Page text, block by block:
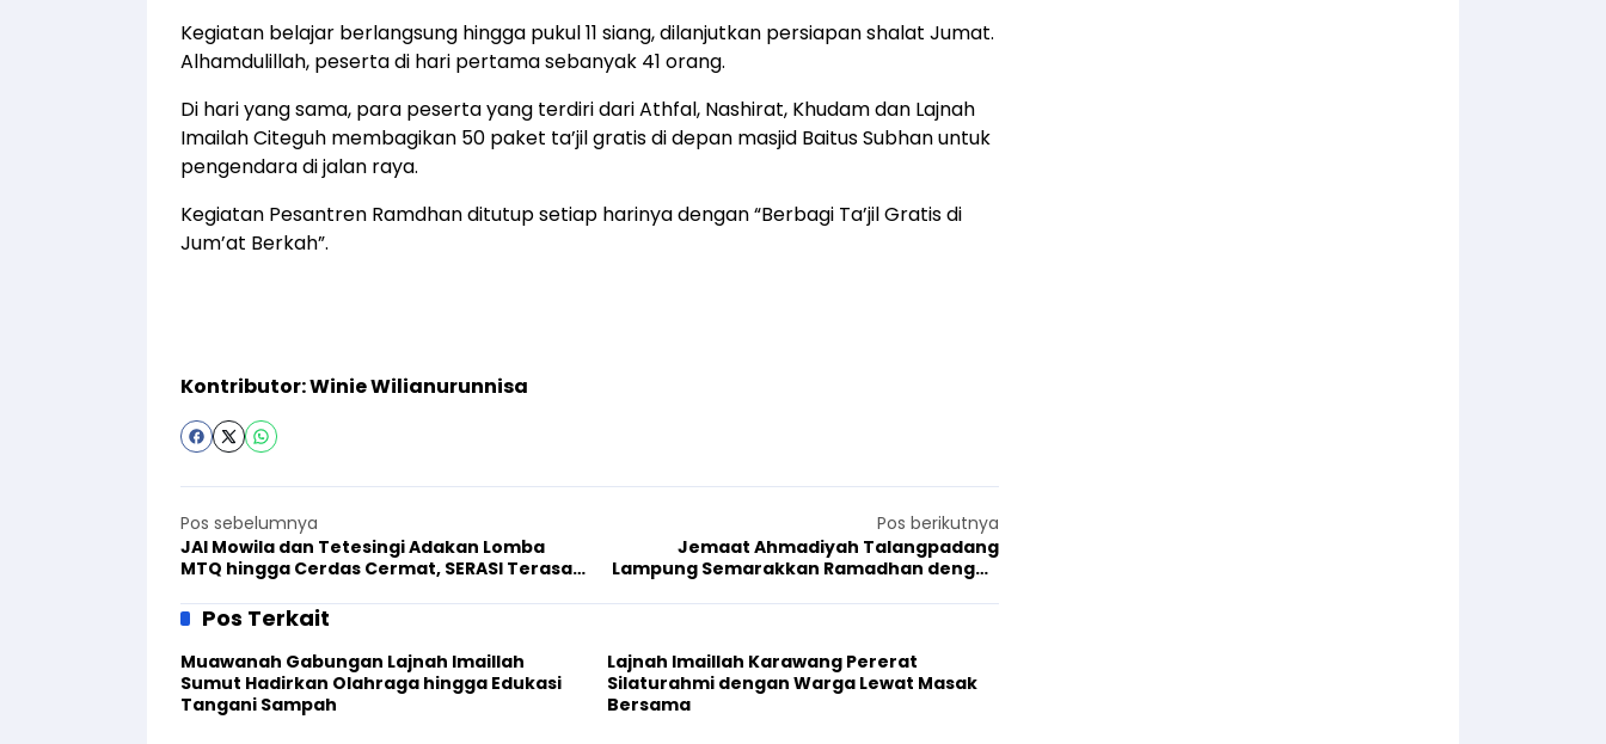
Kegiatan belajar berlangsung hingga pukul 11 siang, dilanjutkan persiapan shalat Jumat.
Alhamdulillah, peserta di hari pertama sebanyak 41 orang.
Di hari yang sama, para peserta yang terdiri dari Athfal, Nashirat, Khudam dan Lajnah
Imailah Citeguh membagikan 50 paket ta’jil gratis di depan masjid Baitus Subhan untuk
pengendara di jalan raya.
Kegiatan Pesantren Ramdhan ditutup setiap harinya dengan “Berbagi Ta’jil Gratis di
Jum’at Berkah”.
Kontributor: Winie Wilianurunnisa
Pos sebelumnya
JAI Mowila dan Tetesingi Adakan Lomba
MTQ hingga Cerdas Cermat, SERASI Terasa
Pos berikutnya
Jemaat Ahmadiyah Talangpadang
Lampung Semarakkan Ramadhan dengan
Pos Terkait
Muawanah Gabungan Lajnah Imaillah
Sumut Hadirkan Olahraga hingga Edukasi
Tangani Sampah
Lajnah Imaillah Karawang Pererat
Silaturahmi dengan Warga Lewat Masak
Bersama